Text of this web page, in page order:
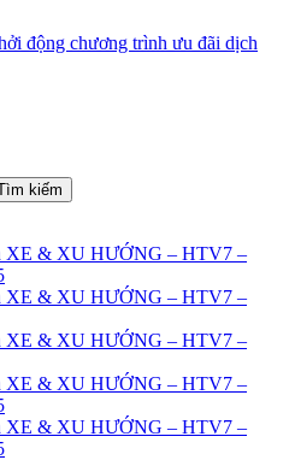
động chương trình ưu đãi dịch
XE & XU HƯỚNG – HTV7 –
XE & XU HƯỚNG – HTV7 –
XE & XU HƯỚNG – HTV7 –
XE & XU HƯỚNG – HTV7 –
XE & XU HƯỚNG – HTV7 –